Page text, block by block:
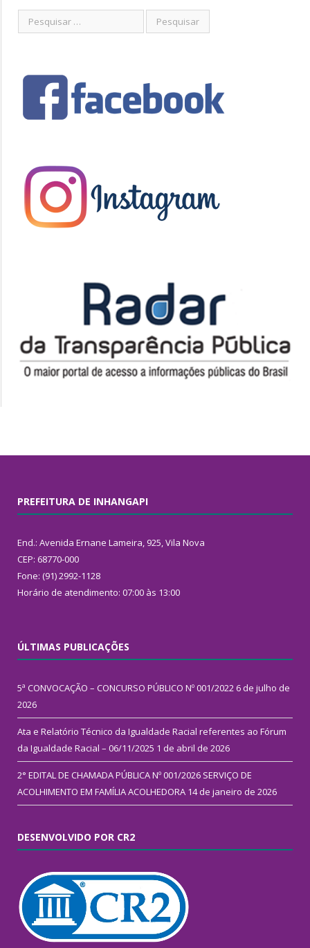
PREFEITURA DE INHANGAPI
End.: Avenida Ernane Lameira, 925, Vila Nova
CEP: 68770-000
Fone: (91) 2992-1128
Horário de atendimento: 07:00 às 13:00
ÚLTIMAS PUBLICAÇÕES
5ª CONVOCAÇÃO – CONCURSO PÚBLICO Nº 001/2022 6 de julho de
2026
Ata e Relatório Técnico da Igualdade Racial referentes ao Fórum
da Igualdade Racial – 06/11/2025 1 de abril de 2026
2° EDITAL DE CHAMADA PÚBLICA Nº 001/2026 SERVIÇO DE
ACOLHIMENTO EM FAMÍLIA ACOLHEDORA 14 de janeiro de 2026
DESENVOLVIDO POR CR2